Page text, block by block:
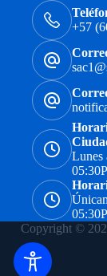
+57
Lunes
Copyright ©